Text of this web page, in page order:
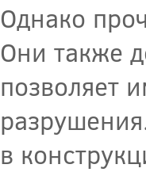
Однако
Они также
позволяет
в